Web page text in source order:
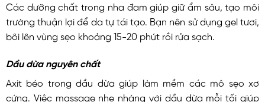
Các dưỡng chất trong nha đam giúp giữ ẩm sâu, tạo môi
trường thuận lợi để da tự tái tạo. Bạn nên sử dụng gel tươi,
bôi lên vùng sẹo khoảng 15-20 phút rồi rửa sạch.
Dầu dừa nguyên chất
Axit béo trong dầu dừa giúp làm mềm các mô sẹo xơ
cứng. Việc massage nhẹ nhàng với dầu dừa mỗi tối giúp